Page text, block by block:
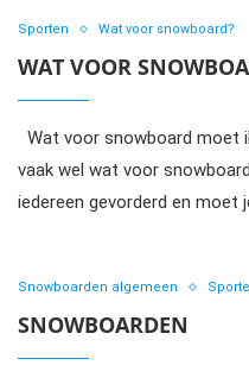
Sporten Wat voor snowboard?
WAT VOOR
Wat voor snowboard moet
vaak wel wat voor
iedereen gevorderd en moet
Snowboarden algemeen
SNOWBOARDEN